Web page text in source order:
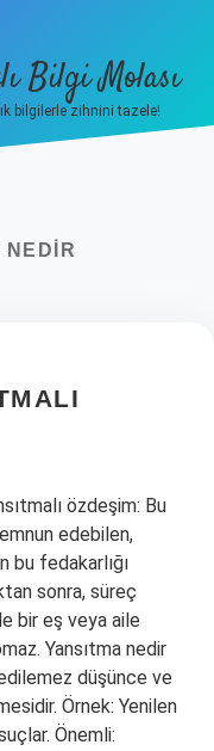
Bilgi Molası
bilgilerle zihnini tazele!
NEDIR
özdeşim: Bu
edebilen,
bu fedakarlığı
sonra, süreç
bir eş veya aile
Yansıtma nedir
düşünce ve
Örnek: Yenilen
Önemli: